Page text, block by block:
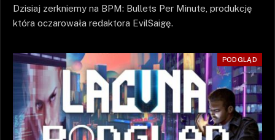
Dzisiaj zerkniemy na BPM: Bullets Per Minute, produkcję
która oczarowała redaktora EvilSaigę.
PODGLĄD